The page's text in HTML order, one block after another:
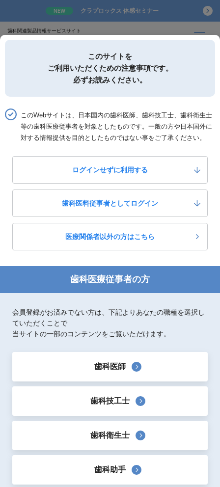
NEW クラプロックス 体感セミナー
歯科関連製品情報サービスサイト
ホーム 製品一覧 製品詳細「ブラスター」
いいね！0
50,000円(税抜)
製品カテゴリー：技工設備・器械 サンドブラスター
チェアサイドでタービン回路にワンタッチで装着できるコ
ンパクトなサンドブラスターです。
このサイトを
ご利用いただくための注意事項です。
必ずお読みください。
このWebサイトは、日本国内の歯科医師、歯科技工士、歯科衛生士
等の歯科医療従事者を対象としたものです。一般の方や日本国外に
対する情報提供を目的としたものではない事をご了承ください。
ログインせずに利用する
歯科医料従事者としてログイン
医療関係者以外の方はこちら
歯科医療従事者の方
会員登録がお済みでない方は、下記よりあなたの職種を選択し
ていただくことで
当サイトの一部のコンテンツをご覧いただけます。
歯科医師
歯科技工士
歯科衛生士
歯科助手